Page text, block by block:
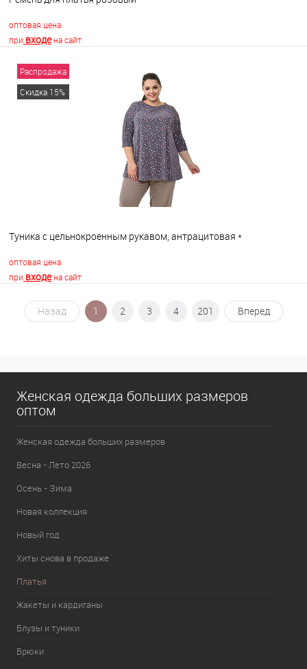
оптовая цена
при входена сайт
В корзину
Распродажа
Скидка 15%
Туника с цельнокроенным рукавом, антрацитовая *
оптовая цена
при входена сайт
В корзину
Назад 1 2 3 4 201 Вперед
Женская одежда больших размеров
оптом
Женская одежда больших размеров
Весна - Лето 2026
Осень - Зима
Новая коллекция
Новый год
Хиты снова в продаже
Платья
Жакеты и кардиганы
Блузы и туники
Брюки